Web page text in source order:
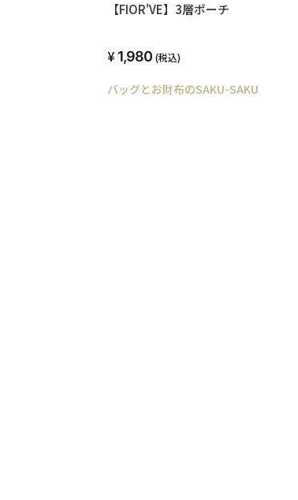
【FIOR'VE】3層ポーチ
1,980 (税込)
バッグとお財布のSAKU-SAKU